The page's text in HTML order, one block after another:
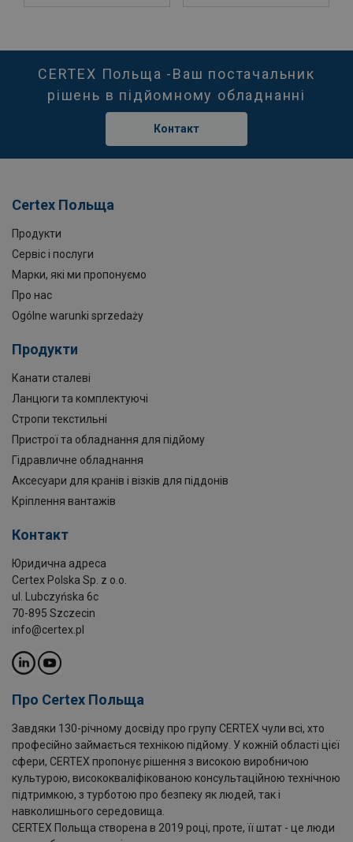
CERTEX Польща -Ваш постачальник
рішень в підйомному обладнанні
Контакт
Certex Польща
Продукти
Сервіс і послуги
Марки, які ми пропонуємо
Про нас
Ogólne warunki sprzedaży
Продукти
Канати сталеві
Ланцюги та комплектуючі
Стропи текстильні
Пристрої та обладнання для підйому
Гідравличне обладнання
Аксесуари для кранів і візків для піддонів
Кріплення вантажів
Контакт
Юридична адреса
Certex Polska Sp. z o.o.
ul. Lubczyńska 6c
70-895 Szczecin
info@certex.pl
Про Certex Польща
Завдяки 130-річному досвіду про групу CERTEX чули всі, хто
професійно займається технікою підйому. У кожній області цієї
сфери, CERTEX пропонує рішення з високою виробничою
культурою, висококваліфікованою консультаційною технічною
підтримкою, з турботою про безпеку як людей, так і
навколишнього середовища.
CERTEX Польща створена в 2019 році, проте, її штат - це люди